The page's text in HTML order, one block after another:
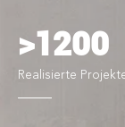
>1200
Realisierte